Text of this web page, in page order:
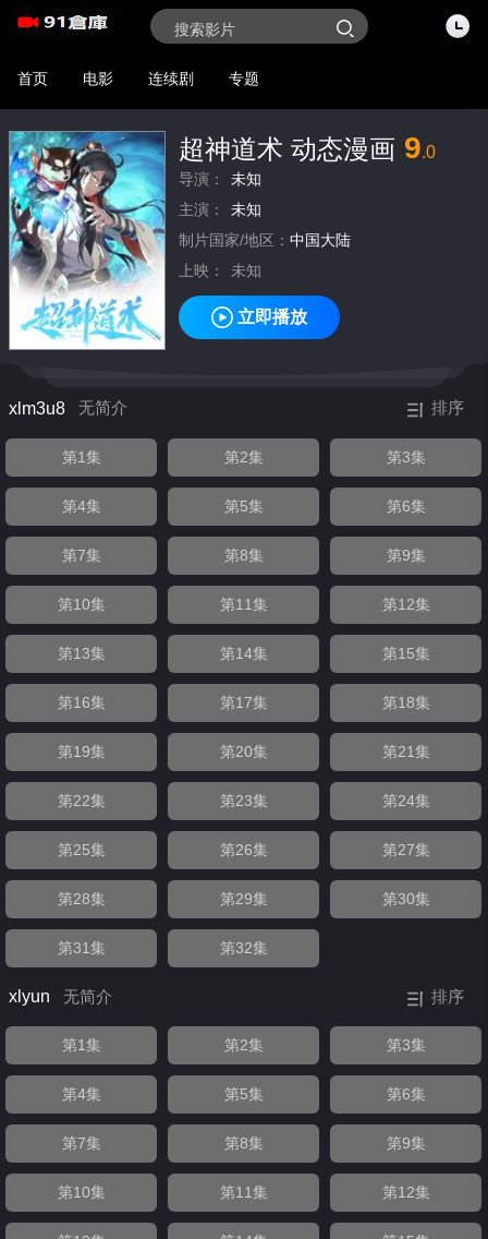
首页 电影 连续剧 专题
超神道术 动态漫画 9.0
导演：
未知
主演：
未知
制片国家/地区： 中国大陆
上映：
未知
立即播放
xlm3u8 无简介 排序
第1集 第2集 第3集
第4集 第5集 第6集
第7集 第8集 第9集
第10集 第11集 第12集
第13集 第14集 第15集
第16集 第17集 第18集
第19集 第20集 第21集
第22集 第23集 第24集
第25集 第26集 第27集
第28集 第29集 第30集
第31集 第32集
xlyun 无简介 排序
第1集 第2集 第3集
第4集 第5集 第6集
第7集 第8集 第9集
第10集 第11集 第12集